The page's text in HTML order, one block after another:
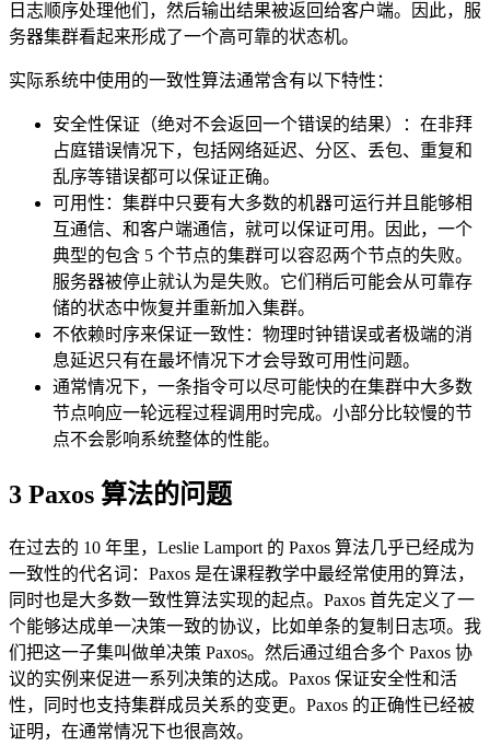
日志顺序处理他们，然后输出结果被返回给客户端。因此，服
务器集群看起来形成了一个高可靠的状态机。
实际系统中使用的一致性算法通常含有以下特性：
安全性保证（绝对不会返回一个错误的结果）：在非拜
占庭错误情况下，包括网络延迟、分区、丢包、重复和
乱序等错误都可以保证正确。
可用性：集群中只要有大多数的机器可运行并且能够相
互通信、和客户端通信，就可以保证可用。因此，一个
典型的包含 5 个节点的集群可以容忍两个节点的失败。
服务器被停止就认为是失败。它们稍后可能会从可靠存
储的状态中恢复并重新加入集群。
不依赖时序来保证一致性：物理时钟错误或者极端的消
息延迟只有在最坏情况下才会导致可用性问题。
通常情况下，一条指令可以尽可能快的在集群中大多数
节点响应一轮远程过程调用时完成。小部分比较慢的节
点不会影响系统整体的性能。
3 Paxos 算法的问题
在过去的 10 年里，Leslie Lamport 的 Paxos 算法几乎已经成为
一致性的代名词：Paxos 是在课程教学中最经常使用的算法，
同时也是大多数一致性算法实现的起点。Paxos 首先定义了一
个能够达成单一决策一致的协议，比如单条的复制日志项。我
们把这一子集叫做单决策 Paxos。然后通过组合多个 Paxos 协
议的实例来促进一系列决策的达成。Paxos 保证安全性和活
性，同时也支持集群成员关系的变更。Paxos 的正确性已经被
证明，在通常情况下也很高效。